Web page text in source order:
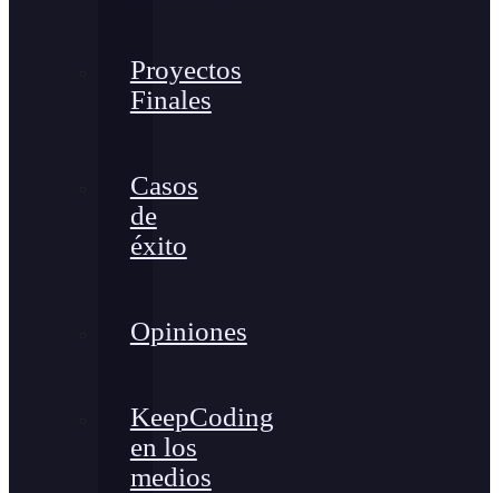
Proyectos
Finales
Casos
de
éxito
Opiniones
KeepCoding
en los
medios